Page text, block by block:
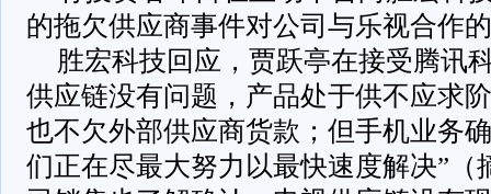
的拖欠供应商事件对公司与乐视合作
胜宏科技回应，贾跃亭在接受腾讯
供应链没有问题，产品处于供不应求
也不欠外部供应商货款；但手机业务
们正在尽最大努力以最快速度解决”（